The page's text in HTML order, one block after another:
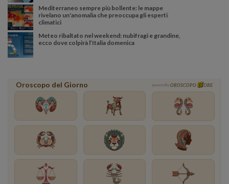
Mediterraneo sempre più bollente: le mappe
rivelano un'anomalia che preoccupa gli esperti
climatici
Meteo ribaltato nel weekend: nubifragi e grandine,
ecco dove colpirà l’Italia domenica
Oroscopo del Giorno powered by OROSCOPO ORE